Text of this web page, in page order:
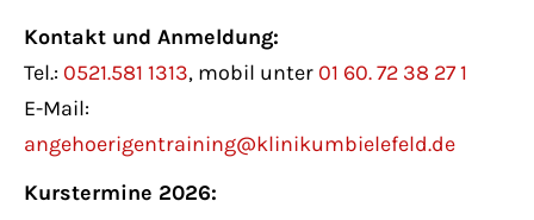
Kontakt und Anmeldung:
Tel.: 0521.581 1313, mobil unter 01 60. 72 38 27 1
E-Mail:
angehoerigentraining@klinikumbielefeld.de
Kurstermine 2026: